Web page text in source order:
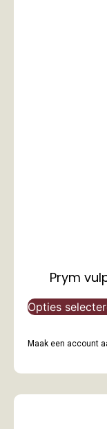
Prym
Opties
Maak een account